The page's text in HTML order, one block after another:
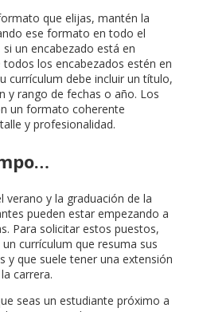
que elijas, mantén la
ese formato en todo el
un encabezado está en
los encabezados estén en
currículum debe incluir un título,
y rango de fechas o año. Los
un formato coherente
y profesionalidad.
verano y la graduación de la
pueden estar empezando a
Para solicitar estos puestos,
currículum que resuma sus
y que suele tener una extensión
carrera.
seas un estudiante próximo a